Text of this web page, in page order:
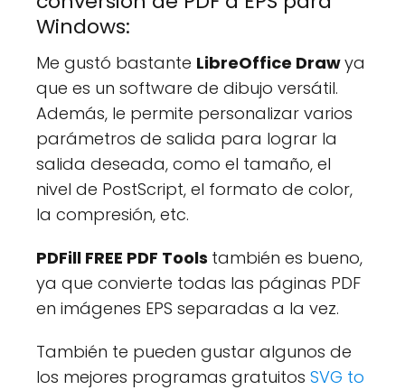
Windows:
Me gustó bastante LibreOffice Drawya
que es un software de dibujo versátil.
Además, le permite personalizar varios
parámetros de salida para lograr la
salida deseada, como el tamaño, el
nivel de PostScript, el formato de color,
la compresión, etc.
PDFill FREE PDF Tools también es bueno,
ya que convierte todas las páginas PDF
en imágenes EPS separadas a la vez.
También te pueden gustar algunos de
los mejores programas gratuitos SVG to